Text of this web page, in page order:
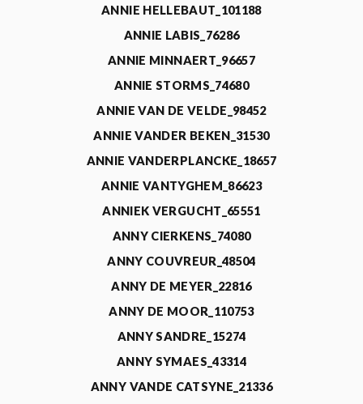
ANNIE HELLEBAUT_101188
ANNIE LABIS_76286
ANNIE MINNAERT_96657
ANNIE STORMS_74680
ANNIE VAN DE VELDE_98452
ANNIE VANDER BEKEN_31530
ANNIE VANDERPLANCKE_18657
ANNIE VANTYGHEM_86623
ANNIEK VERGUCHT_65551
ANNY CIERKENS_74080
ANNY COUVREUR_48504
ANNY DE MEYER_22816
ANNY DE MOOR_110753
ANNY SANDRE_15274
ANNY SYMAES_43314
ANNY VANDE CATSYNE_21336